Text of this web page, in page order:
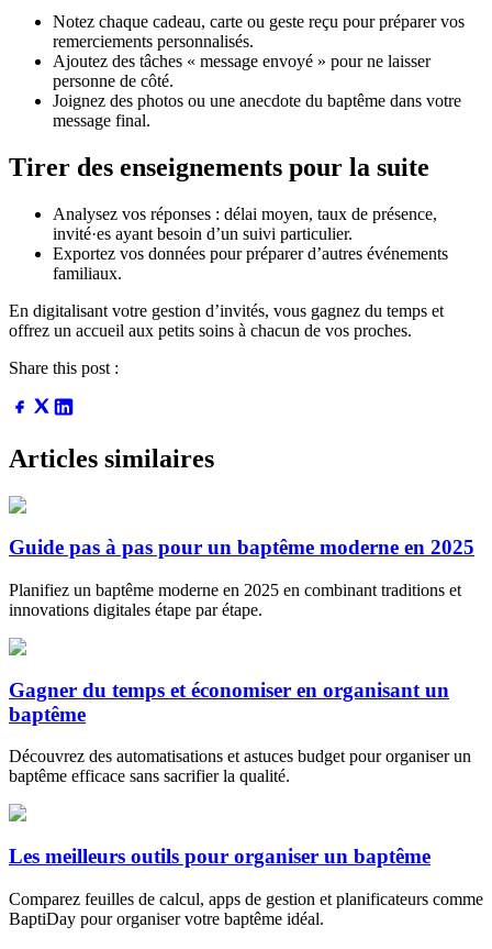
Notez chaque cadeau, carte ou geste reçu pour préparer vos
remerciements personnalisés.
Ajoutez des tâches « message envoyé » pour ne laisser
personne de côté.
Joignez des photos ou une anecdote du baptême dans votre
message final.
Tirer des enseignements pour la suite
Analysez vos réponses : délai moyen, taux de présence,
invité·es ayant besoin d’un suivi particulier.
Exportez vos données pour préparer d’autres événements
familiaux.
En digitalisant votre gestion d’invités, vous gagnez du temps et
offrez un accueil aux petits soins à chacun de vos proches.
Share this post :
Articles similaires
Guide pas à pas pour un baptême moderne en 2025
Planifiez un baptême moderne en 2025 en combinant traditions et
innovations digitales étape par étape.
Gagner du temps et économiser en organisant un
baptême
Découvrez des automatisations et astuces budget pour organiser un
baptême efficace sans sacrifier la qualité.
Les meilleurs outils pour organiser un baptême
Comparez feuilles de calcul, apps de gestion et planificateurs comme
BaptiDay pour organiser votre baptême idéal.